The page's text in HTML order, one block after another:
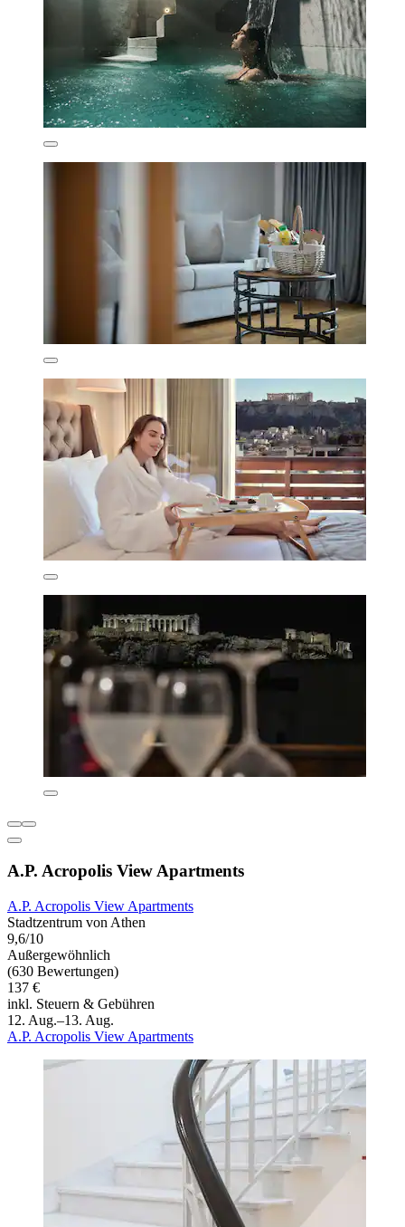
A.P. Acropolis View Apartments
A.P. Acropolis View Apartments
Stadtzentrum von Athen
9,6/10
Außergewöhnlich
(630 Bewertungen)
137 €
inkl. Steuern & Gebühren
12. Aug.–13. Aug.
A.P. Acropolis View Apartments